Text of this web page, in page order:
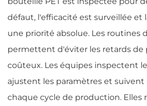
défaut, l'efficacité est surveillée et
une priorité absolue. Les routines
permettent d'éviter les retards de
coûteux. Les équipes inspectent
ajustent les paramètres et suivent
chaque cycle de production. Elles